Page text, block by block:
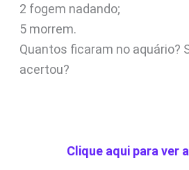
2 fogem nadando;
5 morrem.
Quantos ficaram no aquário?
acertou?
Clique aqui para ver